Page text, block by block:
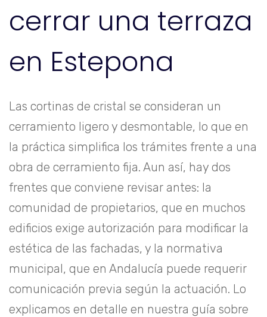
cerrar una terraza
en Estepona
Las cortinas de cristal se consideran un
cerramiento ligero y desmontable, lo que en
la práctica simplifica los trámites frente a una
obra de cerramiento fija. Aun así, hay dos
frentes que conviene revisar antes: la
comunidad de propietarios, que en muchos
edificios exige autorización para modificar la
estética de las fachadas, y la normativa
municipal, que en Andalucía puede requerir
comunicación previa según la actuación. Lo
explicamos en detalle en nuestra guía sobre